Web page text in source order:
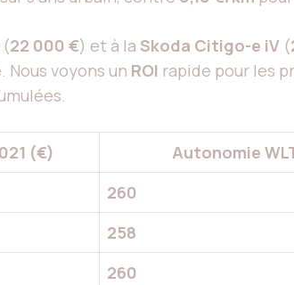
22 000 €) et à la Skoda Citigo-e iV (
Nous voyons un ROI rapide pour les
(€) Autonomie
260
258
260